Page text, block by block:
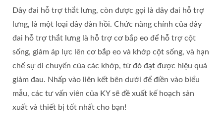
Dây đai hỗ trợ thắt lưng, còn được gọi là dây đai hỗ trợ
lưng, là một loại dây đàn hồi. Chức năng chính của dây
đai hỗ trợ thắt lưng là hỗ trợ cơ bắp eo để hỗ trợ cột
sống, giảm áp lực lên cơ bắp eo và khớp cột sống, và hạn
chế sự di chuyển của các khớp, từ đó đạt được hiệu quả
giảm đau. Nhấp vào liên kết bên dưới để điền vào biểu
mẫu, các tư vấn viên của KY sẽ đề xuất kế hoạch sản
xuất và thiết bị tốt nhất cho bạn!